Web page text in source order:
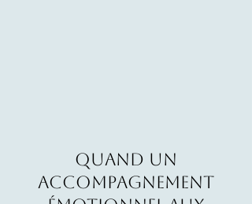
Quand un
accompagnement